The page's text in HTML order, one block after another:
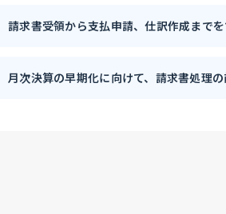
請求書受領から支払申請、仕訳作成まで
月次決算の早期化に向けて、請求書処理